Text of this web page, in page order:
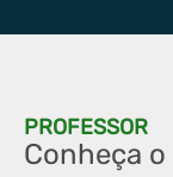
PROFESSOR
Conheça o